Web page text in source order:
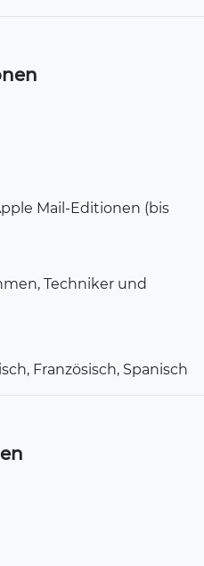
Mail-Editionen (bis
Techniker und
Französisch, Spanisch